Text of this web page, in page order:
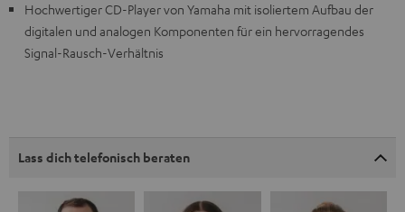
Hochwertiger CD-Player von Yamaha mit isoliertem Aufbau der
digitalen und analogen Komponenten für ein hervorragendes
Signal-Rausch-Verhältnis
Lass dich telefonisch beraten